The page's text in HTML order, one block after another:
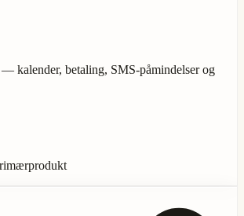
kalender, betaling, SMS-påmindelser og